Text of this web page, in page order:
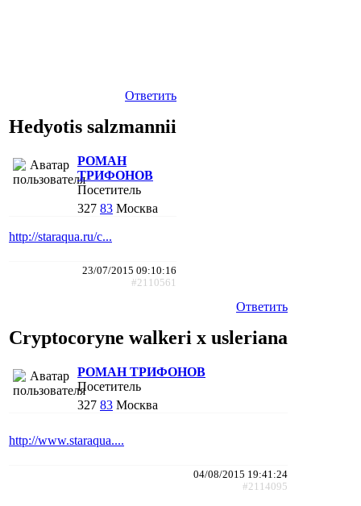
Ответить
Hedyotis salzmannii
РОМАН
ТРИФОНОВ
Посетитель
327 83 Москва
http://staraqua.ru/c...
23/07/2015 09:10:16
#2110561
Ответить
Cryptocoryne walkeri x uslerianа
РОМАН ТРИФОНОВ
Посетитель
327 83 Москва
http://www.staraqua....
04/08/2015 19:41:24
#2114095